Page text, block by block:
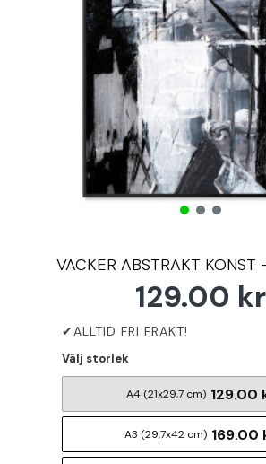
VACKER ABSTRAKT KONST
129.00 kr
Välj storlek
A4 (21x29,7 cm) 129.00
A3 (29,7x42 cm) 169.00